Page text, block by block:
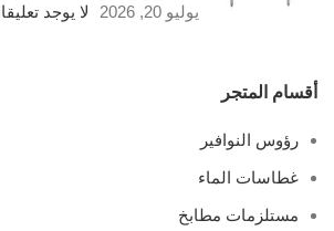
يوليو 20, 2026
لا يوجد
أقسام المتجر
رؤوس النوافير
غطاسات الماء
مستلزمات مطابخ